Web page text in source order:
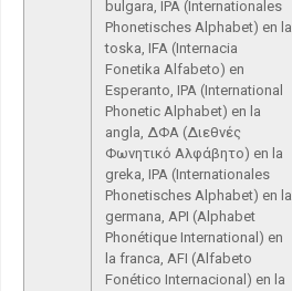
bulgara, IPA (Internationales
Phonetisches Alphabet) en la
toska, IFA (Internacia
Fonetika Alfabeto) en
Esperanto, IPA (International
Phonetic Alphabet) en la
angla, ΔΦΑ (Διεθνές
Φωνητικό Αλφάβητο) en la
greka, IPA (Internationales
Phonetisches Alphabet) en la
germana, API (Alphabet
Phonétique International) en
la franca, AFI (Alfabeto
Fonético Internacional) en la